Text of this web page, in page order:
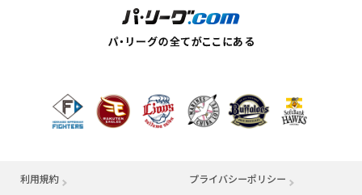
利用規約 プライバシーポリシー